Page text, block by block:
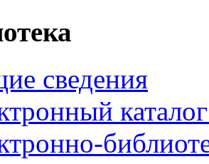
сведения